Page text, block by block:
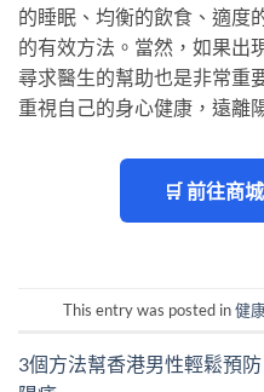
的睡眠、均衡的飲食、適度
的有效方法。當然，如果出
尋求醫生的幫助也是非常重
重視自己的身心健康，遠離
🛒 前往商
This entry was posted in健
3個方法幫香港男性輕鬆預防